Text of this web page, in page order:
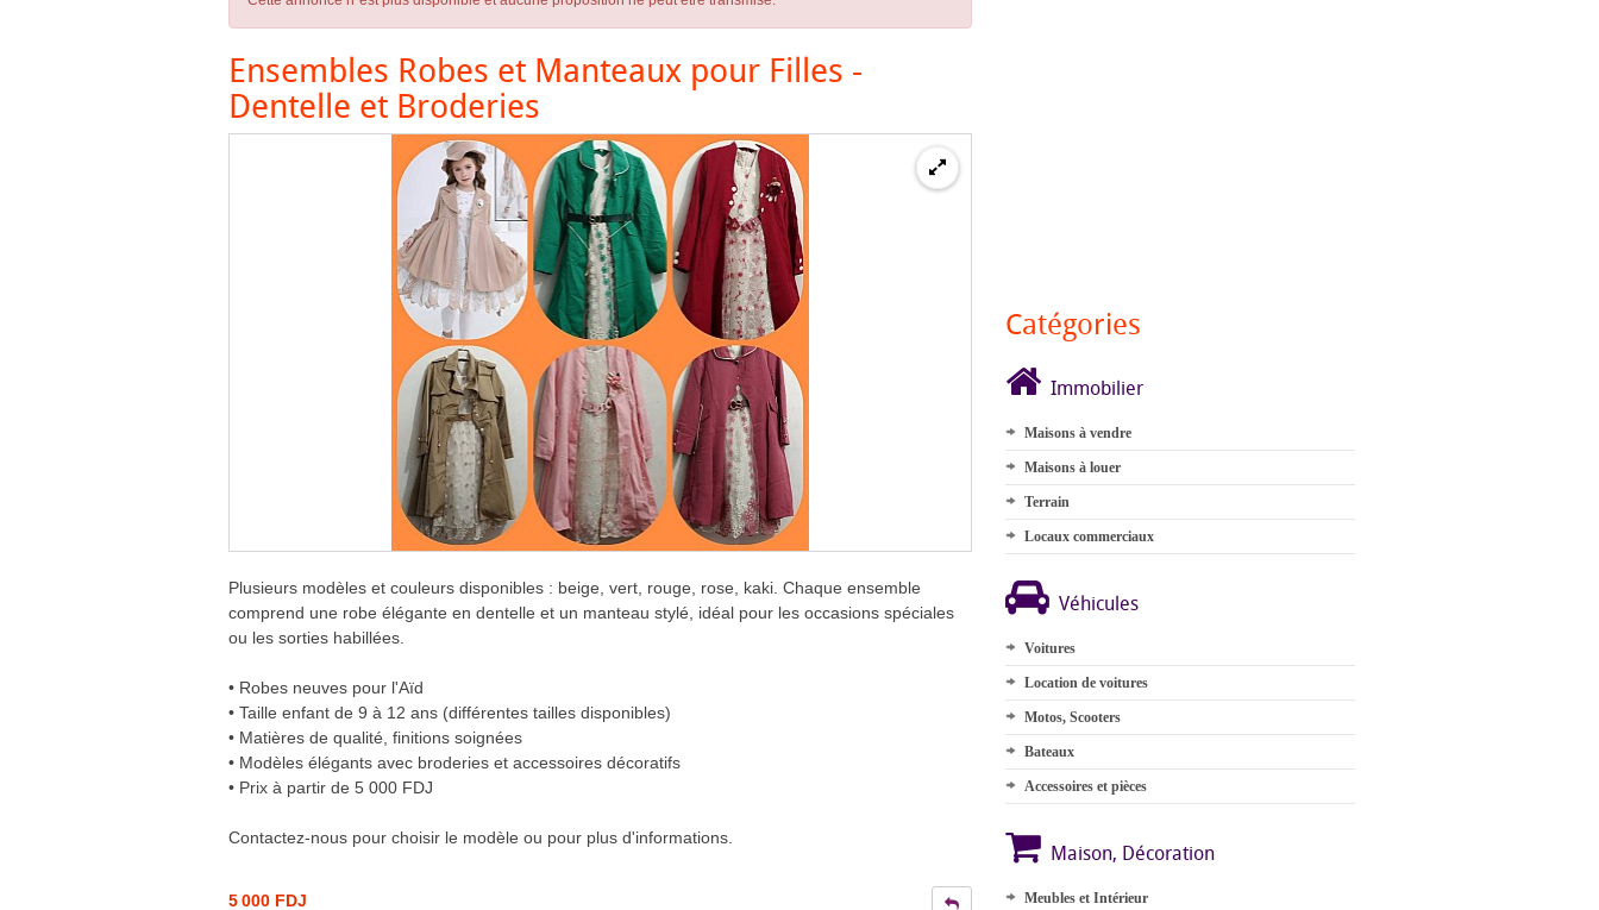
Ensembles Robes et Manteaux pour Filles -
Dentelle et Broderies
Plusieurs modèles et couleurs disponibles : beige, vert, rouge, rose, kaki. Chaque ensemble
comprend une robe élégante en dentelle et un manteau stylé, idéal pour les occasions spéciales
ou les sorties habillées.
• Robes neuves pour l'Aïd
• Taille enfant de 9 à 12 ans (différentes tailles disponibles)
• Matières de qualité, finitions soignées
• Modèles élégants avec broderies et accessoires décoratifs
• Prix à partir de 5 000 FDJ
Contactez-nous pour choisir le modèle ou pour plus d'informations.
5 000 FDJ
Catégories
Immobilier
Maisons à vendre
Maisons à louer
Terrain
Locaux commerciaux
Véhicules
Voitures
Location de voitures
Motos, Scooters
Bateaux
Accessoires et pièces
Maison, Décoration
Meubles et Intérieur